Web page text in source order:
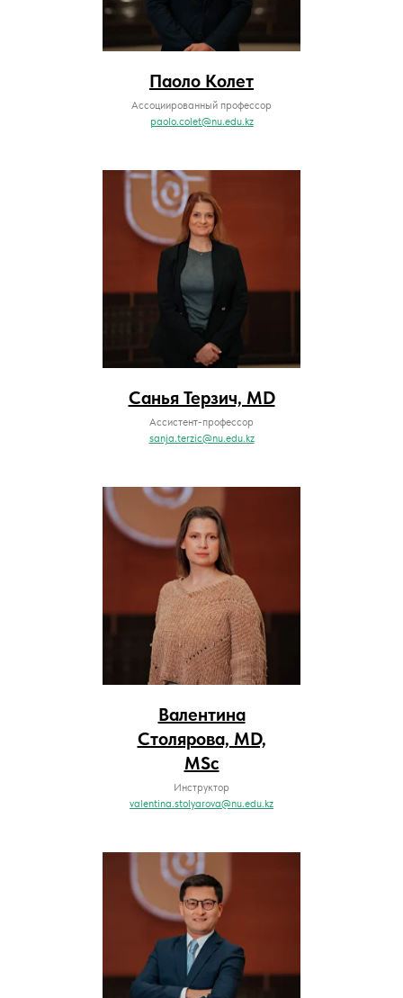
Паоло Колет
Ассоциированный профессор
paolo.colet@nu.edu.kz
Санья Терзич, MD
Ассистент-профессор
sanja.terzic@nu.edu.kz
Валентина
Столярова, MD,
MSc
Инструктор
valentina.stolyarova@nu.edu.kz